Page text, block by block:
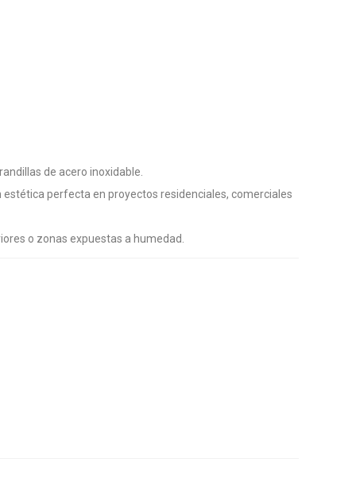
de acero inoxidable.
perfecta en proyectos residenciales, comerciales
o zonas expuestas a humedad.